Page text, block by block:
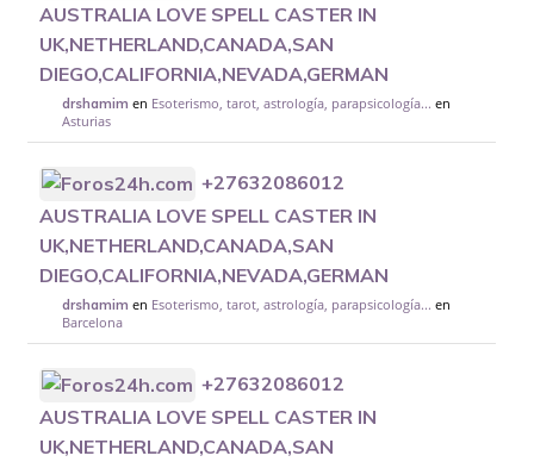
AUSTRALIA LOVE SPELL CASTER IN
UK,NETHERLAND,CANADA,SAN
DIEGO,CALIFORNIA,NEVADA,GERMAN
drshamim en Esoterismo, tarot, astrología, parapsicología... en
Asturias
+27632086012
AUSTRALIA LOVE SPELL CASTER IN
UK,NETHERLAND,CANADA,SAN
DIEGO,CALIFORNIA,NEVADA,GERMAN
drshamim en Esoterismo, tarot, astrología, parapsicología... en
Barcelona
+27632086012
AUSTRALIA LOVE SPELL CASTER IN
UK,NETHERLAND,CANADA,SAN